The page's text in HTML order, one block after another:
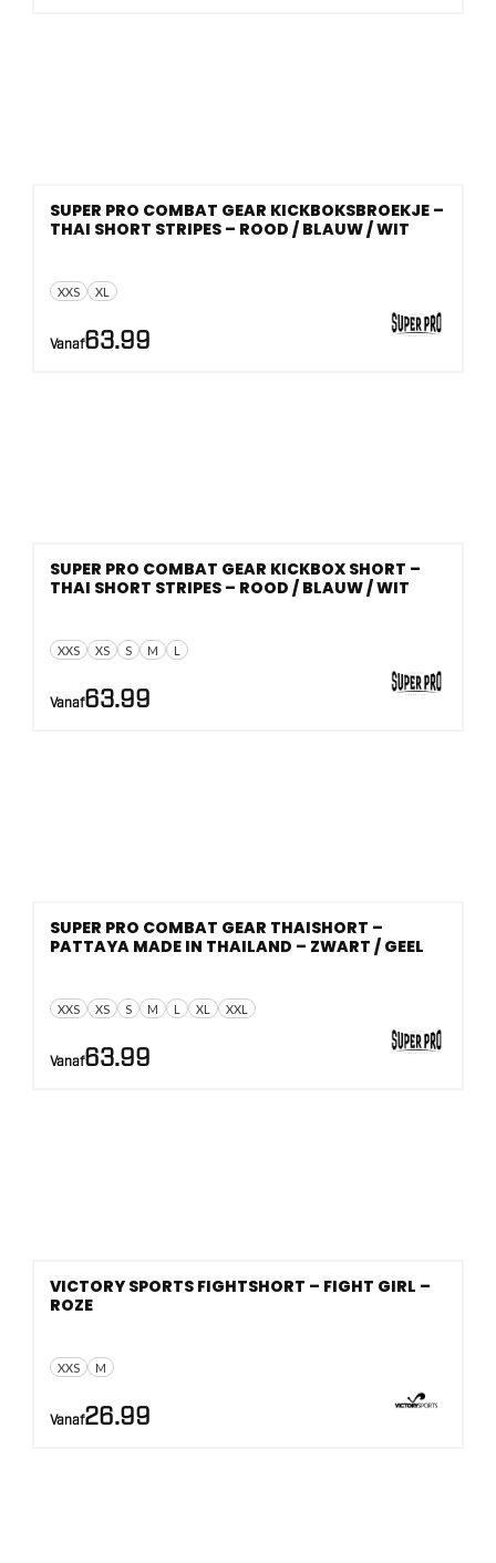
XXS XL
SUPER PRO COMBAT GEAR KICKBOKSBROEKJE –
THAI SHORT STRIPES – ROOD / BLAUW / WIT
Vanaf63.99
XXS XS S M L
SUPER PRO COMBAT GEAR KICKBOX SHORT –
THAI SHORT STRIPES – ROOD / BLAUW / WIT
Vanaf63.99
XXS XS S M L XL XXL
SUPER PRO COMBAT GEAR THAISHORT –
PATTAYA MADE IN THAILAND – ZWART / GEEL
Vanaf63.99
XXS M
VICTORY SPORTS FIGHTSHORT – FIGHT GIRL –
ROZE
Vanaf26.99